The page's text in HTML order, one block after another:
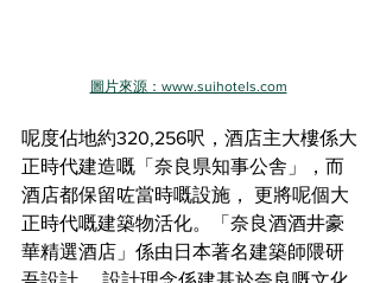
圖片來源：www.suihotels.com
呢度佔地約320,256呎，酒店主大樓係大
正時代建造嘅「奈良県知事公舎」，而
酒店都保留咗當時嘅設施， 更將呢個大
正時代嘅建築物活化。「奈良酒酒井豪
華精選酒店」係由日本著名建築師隈研